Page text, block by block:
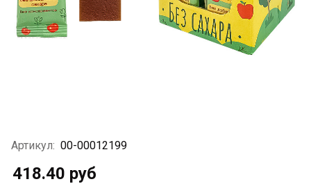
Артикул: 00-00012199
418.40 руб